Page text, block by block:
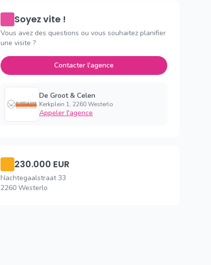
Soyez vite !
Vous avez des questions ou vous souhaitez planifier
une visite ?
Contacter l'agence
De Groot & Celen
Kerkplein 1, 2260 Westerlo
Appeler l'agence
230.000 EUR
Nachtegaalstraat 33
2260 Westerlo